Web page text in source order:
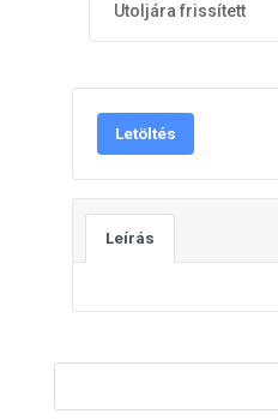
Utoljára frissített
Letöltés
Leírás